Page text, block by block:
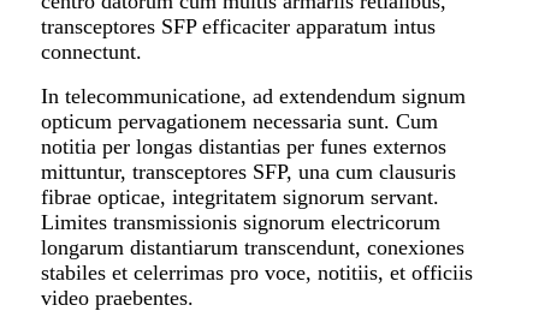
transceptores SFP efficaciter apparatum intus
connectunt.
In telecommunicatione, ad extendendum signum
opticum pervagationem necessaria sunt. Cum
notitia per longas distantias per funes externos
mittuntur, transceptores SFP, una cum clausuris
fibrae opticae, integritatem signorum servant.
Limites transmissionis signorum electricorum
longarum distantiarum transcendunt, conexiones
stabiles et celerrimas pro voce, notitiis, et officiis
video praebentes.